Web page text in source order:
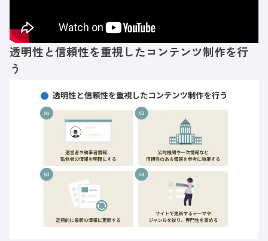
透明性と信頼性を重視したコンテンツ制作を行
う